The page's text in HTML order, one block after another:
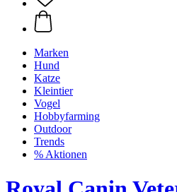
Marken
Hund
Katze
Kleintier
Vogel
Hobbyfarming
Outdoor
Trends
% Aktionen